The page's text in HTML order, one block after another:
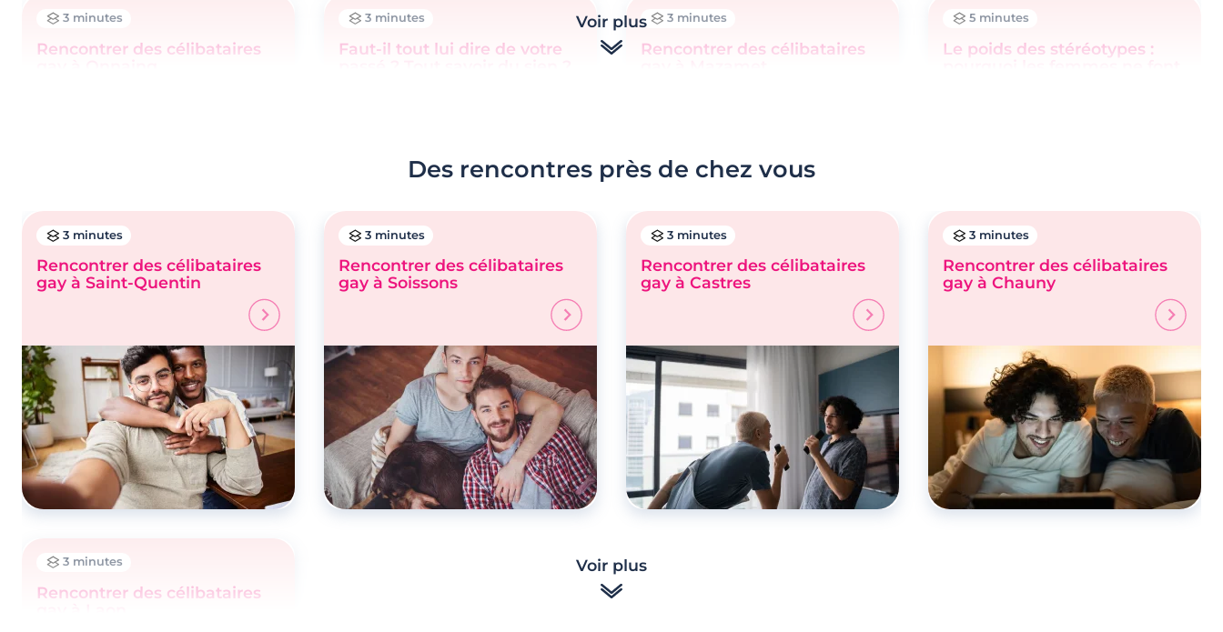
3 minutes
Rencontrer des célibataires
3 minutes
Faut-il tout lui dire de votre
3 minutes
Rencontrer des célibataires
5 minutes
Le poids des stéréotypes :
Voir plus
Des rencontres près de chez vous
3 minutes
Rencontrer des célibataires
gay à Saint-Quentin
3 minutes
Rencontrer des célibataires
gay à Soissons
3 minutes
Rencontrer des célibataires
gay à Castres
3 minutes
Rencontrer des célibataires
gay à Chauny
3 minutes
Rencontrer des célibataires
Voir plus